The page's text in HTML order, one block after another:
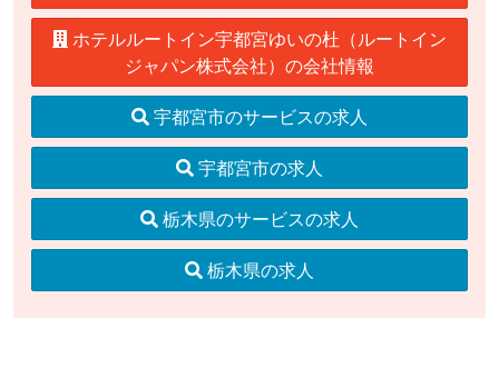
ホテルルートイン宇都宮ゆいの杜（ルートイン
ジャパン株式会社）の会社情報
宇都宮市のサービスの求人
宇都宮市の求人
栃木県のサービスの求人
栃木県の求人